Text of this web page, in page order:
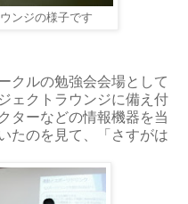
ンジの様子です
クルの勉強会会場として
ェクトラウンジに備え付
ターなどの情報機器を当
たのを見て、「さすがは